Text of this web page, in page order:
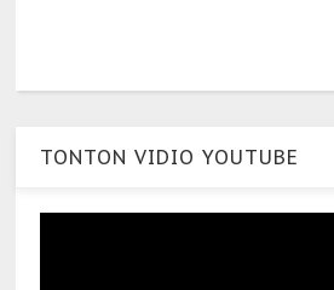
TONTON VIDIO YOUTUBE